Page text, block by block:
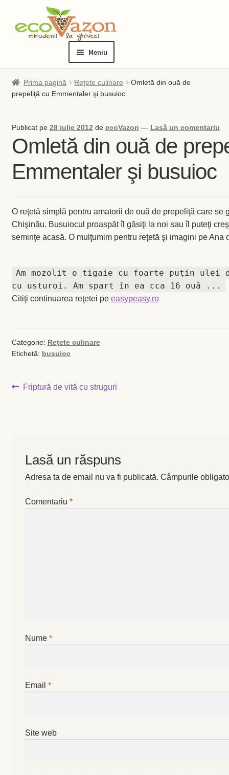
Sari
Sari
Meniu
Checkout
Checkout
Coș
Despre
Despre noi OLD
Ardei iute
Busuioc roşu
Fragă
Prima pagină Reţete culinare
Omletă din ouă de
prepeliţă cu Emmentaler şi busuioc
Publicat pe 28 iulie 2012 de ecoVazon — Lasă un comentariu
Omletă din ouă de
Emmentaler şi busuioc
O reţetă simplă pentru amatorii de ouă de prepeliţă care se
Chişinău. Busuiocul proaspăt îl găsiţi la noi sau îl puteţi
seminţe acasă. O mulţumim pentru reţetă şi imagini pe Ana
Am mozolit o tigaie cu foarte puţin ulei
cu usturoi. Am spart în ea cca 16 ouă ...
Citiţi continuarea reţetei pe easypeasy.ro
Categorie: Reţete culinare
Etichetă: busuioc
Navigare
Articolul
Friptură de vită cu struguri
Lasă un răspuns
Adresa ta de email nu va fi publicată. Câmpurile
Comentariu *
Nume *
Email *
Site web